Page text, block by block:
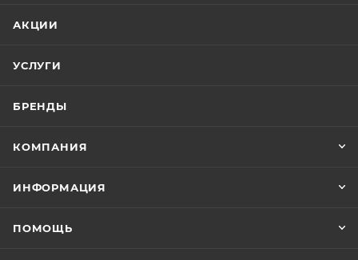
АКЦИИ
УСЛУГИ
БРЕНДЫ
КОМПАНИЯ
ИНФОРМАЦИЯ
ПОМОЩЬ